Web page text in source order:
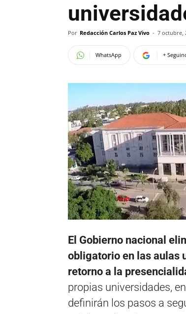
Por Redacción Carlos Paz Vivo - 7 octubre,
WhatsApp +
El Gobierno nacional
obligatorio en las aulas
retorno a la
propias universidades,
definirán los pasos a